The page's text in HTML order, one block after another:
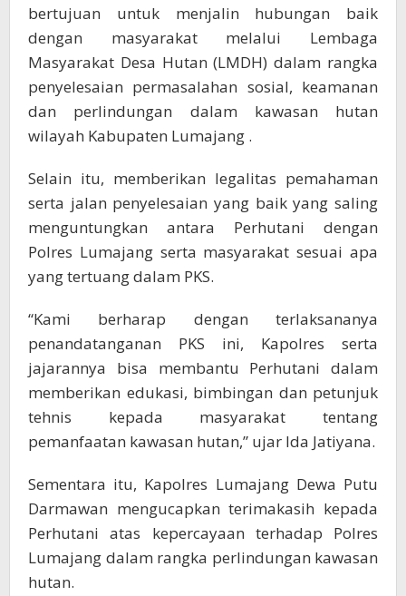
bertujuan untuk menjalin hubungan baik
dengan masyarakat melalui Lembaga
Masyarakat Desa Hutan (LMDH) dalam rangka
penyelesaian permasalahan sosial, keamanan
dan perlindungan dalam kawasan hutan
wilayah Kabupaten Lumajang .
Selain itu, memberikan legalitas pemahaman
serta jalan penyelesaian yang baik yang saling
menguntungkan antara Perhutani dengan
Polres Lumajang serta masyarakat sesuai apa
yang tertuang dalam PKS.
“Kami berharap dengan terlaksananya
penandatanganan PKS ini, Kapolres serta
jajarannya bisa membantu Perhutani dalam
memberikan edukasi, bimbingan dan petunjuk
tehnis kepada masyarakat tentang
pemanfaatan kawasan hutan,” ujar Ida Jatiyana.
Sementara itu, Kapolres Lumajang Dewa Putu
Darmawan mengucapkan terimakasih kepada
Perhutani atas kepercayaan terhadap Polres
Lumajang dalam rangka perlindungan kawasan
hutan.